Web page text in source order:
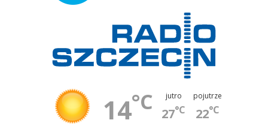
14°C jutro
27°C
pojutrze
22°C